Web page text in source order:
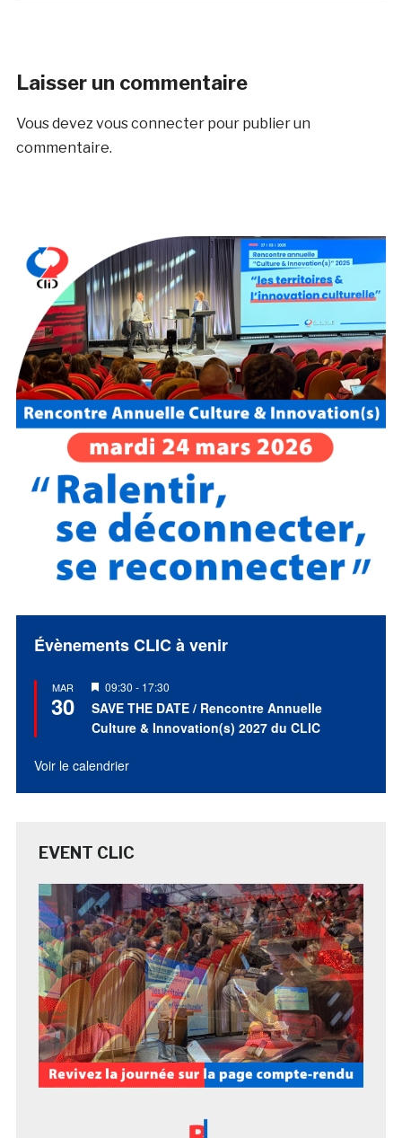
Laisser un commentaire
Vous devez vous connecterpour publier un
commentaire.
Évènements CLIC à venir
MAR
30
Mis
en
avant
09:30 - 17:30
SAVE THE DATE / Rencontre Annuelle
Culture & Innovation(s) 2027 du CLIC
Voir le calendrier
EVENT CLIC